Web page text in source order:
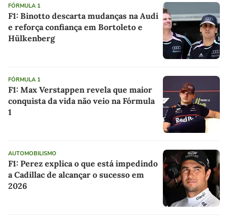
FÓRMULA 1
F1: Binotto descarta mudanças na Audi
e reforça confiança em Bortoleto e
Hülkenberg
FÓRMULA 1
F1: Max Verstappen revela que maior
conquista da vida não veio na Fórmula
1
AUTOMOBILISMO
F1: Perez explica o que está impedindo
a Cadillac de alcançar o sucesso em
2026